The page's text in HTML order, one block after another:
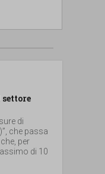
di
che passa
per
di 10